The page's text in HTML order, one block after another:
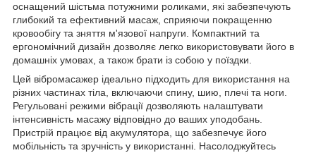
оснащений шістьма потужними роликами, які забезпечують
глибокий та ефективний масаж, сприяючи покращенню
кровообігу та зняття м'язової напруги. Компактний та
ергономічний дизайн дозволяє легко використовувати його в
домашніх умовах, а також брати із собою у поїздки.
Цей вібромасажер ідеально підходить для використання на
різних частинах тіла, включаючи спину, шию, плечі та ноги.
Регульовані режими вібрації дозволяють налаштувати
інтенсивність масажу відповідно до ваших уподобань.
Пристрій працює від акумулятора, що забезпечує його
мобільність та зручність у використанні. Насолоджуйтесь